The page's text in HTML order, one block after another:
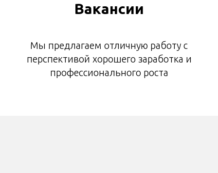
Вакансии
Мы предлагаем отличную работу с
перспективой хорошего заработка и
профессионального роста